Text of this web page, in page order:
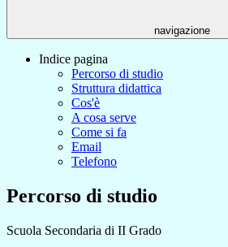
navigazione
Indice pagina
Percorso di studio
Struttura didattica
Cos'è
A cosa serve
Come si fa
Email
Telefono
Percorso di studio
Scuola Secondaria di II Grado